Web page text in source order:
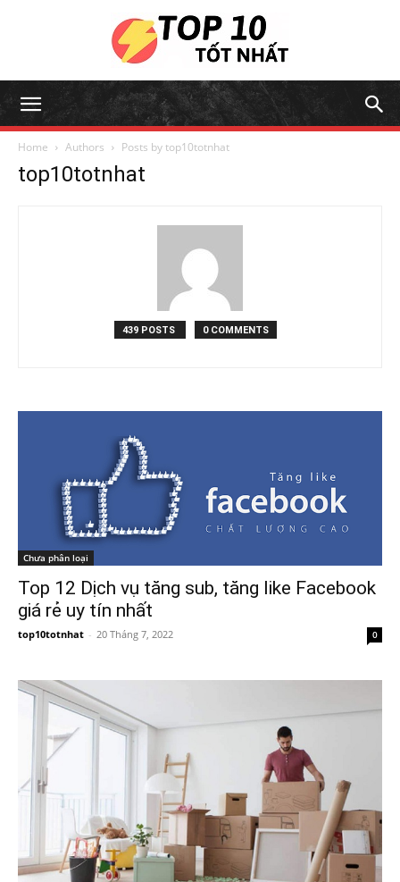
Home Authors Posts by top10totnhat
top10totnhat
439 POSTS 0 COMMENTS
Chưa phân loại
Top 12 Dịch vụ tăng sub, tăng like Facebook
giá rẻ uy tín nhất
top10totnhat - 20 Tháng 7, 2022 0